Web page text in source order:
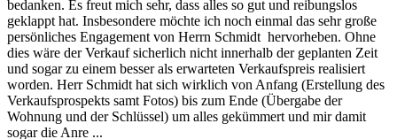
bedanken. Es freut mich sehr, dass alles so gut und reibungslos
geklappt hat. Insbesondere möchte ich noch einmal das sehr große
persönliches Engagement von Herrn Schmidt hervorheben. Ohne
dies wäre der Verkauf sicherlich nicht innerhalb der geplanten Zeit
und sogar zu einem besser als erwarteten Verkaufspreis realisiert
worden. Herr Schmidt hat sich wirklich von Anfang (Erstellung des
Verkaufsprospekts samt Fotos) bis zum Ende (Übergabe der
Wohnung und der Schlüssel) um alles gekümmert und mir damit
sogar die Anre ...